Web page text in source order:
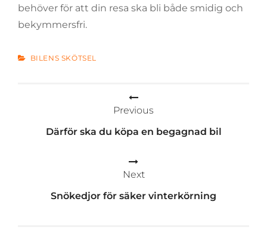
behöver för att din resa ska bli både smidig och
bekymmersfri.
CATEGORIES
BILENS SKÖTSEL
Inläggsnavigering
Previous
Därför ska du köpa en begagnad bil
Next
Snökedjor för säker vinterkörning